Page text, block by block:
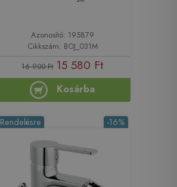
Azonosító: 195879
Cikkszám: BOJ_031M
16 900 Ft 15 580 Ft
Kosárba
-16%
Rendelésre